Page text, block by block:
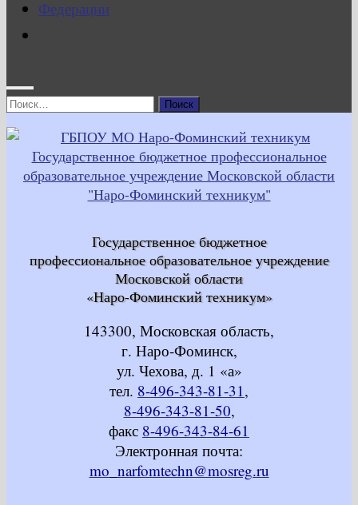
Найти:
Государственное бюджетное
профессиональное образовательное учреждение
Московской области
«Наро-Фоминский техникум»
143300, Московская область,
г. Наро-Фоминск,
ул. Чехова, д. 1 «а»
тел. 8-496-343-81-31,
8-496-343-81-50,
факс 8-496-343-84-61
Электронная почта:
mo_narfomtechn@mosreg.ru